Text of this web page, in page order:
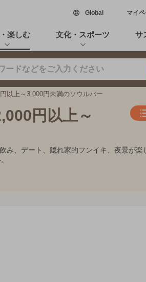
Global新しいウィンド
マイ
楽しむ 文化・スポーツ サ
以上～3,000円未満のソウルバー
円以上～
、デート、隠れ家的フンイキ、夜景が楽